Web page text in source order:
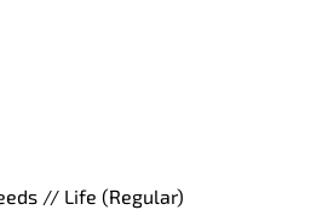
// Life (Regular)